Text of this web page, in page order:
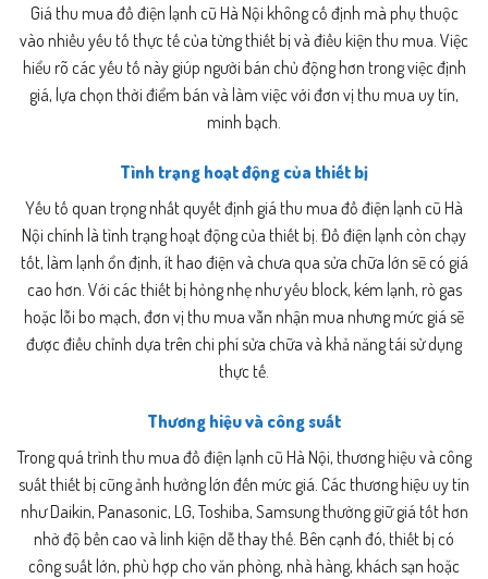
Giá thu mua đồ điện lạnh cũ Hà Nội không cố định mà phụ thuộc
vào nhiều yếu tố thực tế của từng thiết bị và điều kiện thu mua. Việc
hiểu rõ các yếu tố này giúp người bán chủ động hơn trong việc định
giá, lựa chọn thời điểm bán và làm việc với đơn vị thu mua uy tín,
minh bạch.
Tình trạng hoạt động của thiết bị
Yếu tố quan trọng nhất quyết định giá thu mua đồ điện lạnh cũ Hà
Nội chính là tình trạng hoạt động của thiết bị. Đồ điện lạnh còn chạy
tốt, làm lạnh ổn định, ít hao điện và chưa qua sửa chữa lớn sẽ có giá
cao hơn. Với các thiết bị hỏng nhẹ như yếu block, kém lạnh, rò gas
hoặc lỗi bo mạch, đơn vị thu mua vẫn nhận mua nhưng mức giá sẽ
được điều chỉnh dựa trên chi phí sửa chữa và khả năng tái sử dụng
thực tế.
Thương hiệu và công suất
Trong quá trình thu mua đồ điện lạnh cũ Hà Nội, thương hiệu và công
suất thiết bị cũng ảnh hưởng lớn đến mức giá. Các thương hiệu uy tín
như Daikin, Panasonic, LG, Toshiba, Samsung thường giữ giá tốt hơn
nhờ độ bền cao và linh kiện dễ thay thế. Bên cạnh đó, thiết bị có
công suất lớn, phù hợp cho văn phòng, nhà hàng, khách sạn hoặc